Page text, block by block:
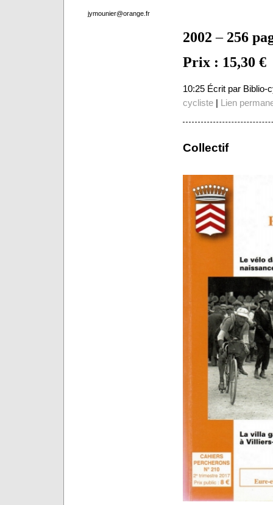
jymounier@orange.fr
2002 – 256
Prix : 15,30 €
10:25 Écrit par Biblio-
cycliste| Lien
Collectif